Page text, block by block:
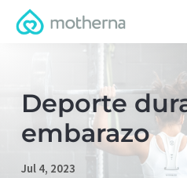
Deporte
embarazo
Jul 4, 2023